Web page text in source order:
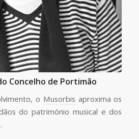
Concelho de Portimão
o Musorbis aproxima os
do património musical e dos